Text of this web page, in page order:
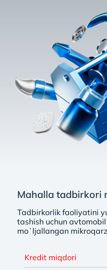
Mahalla tadbirkori
Tadbirkorlik faoliyatini
tashish uchun
moʻljallangan
Kredit miqdori